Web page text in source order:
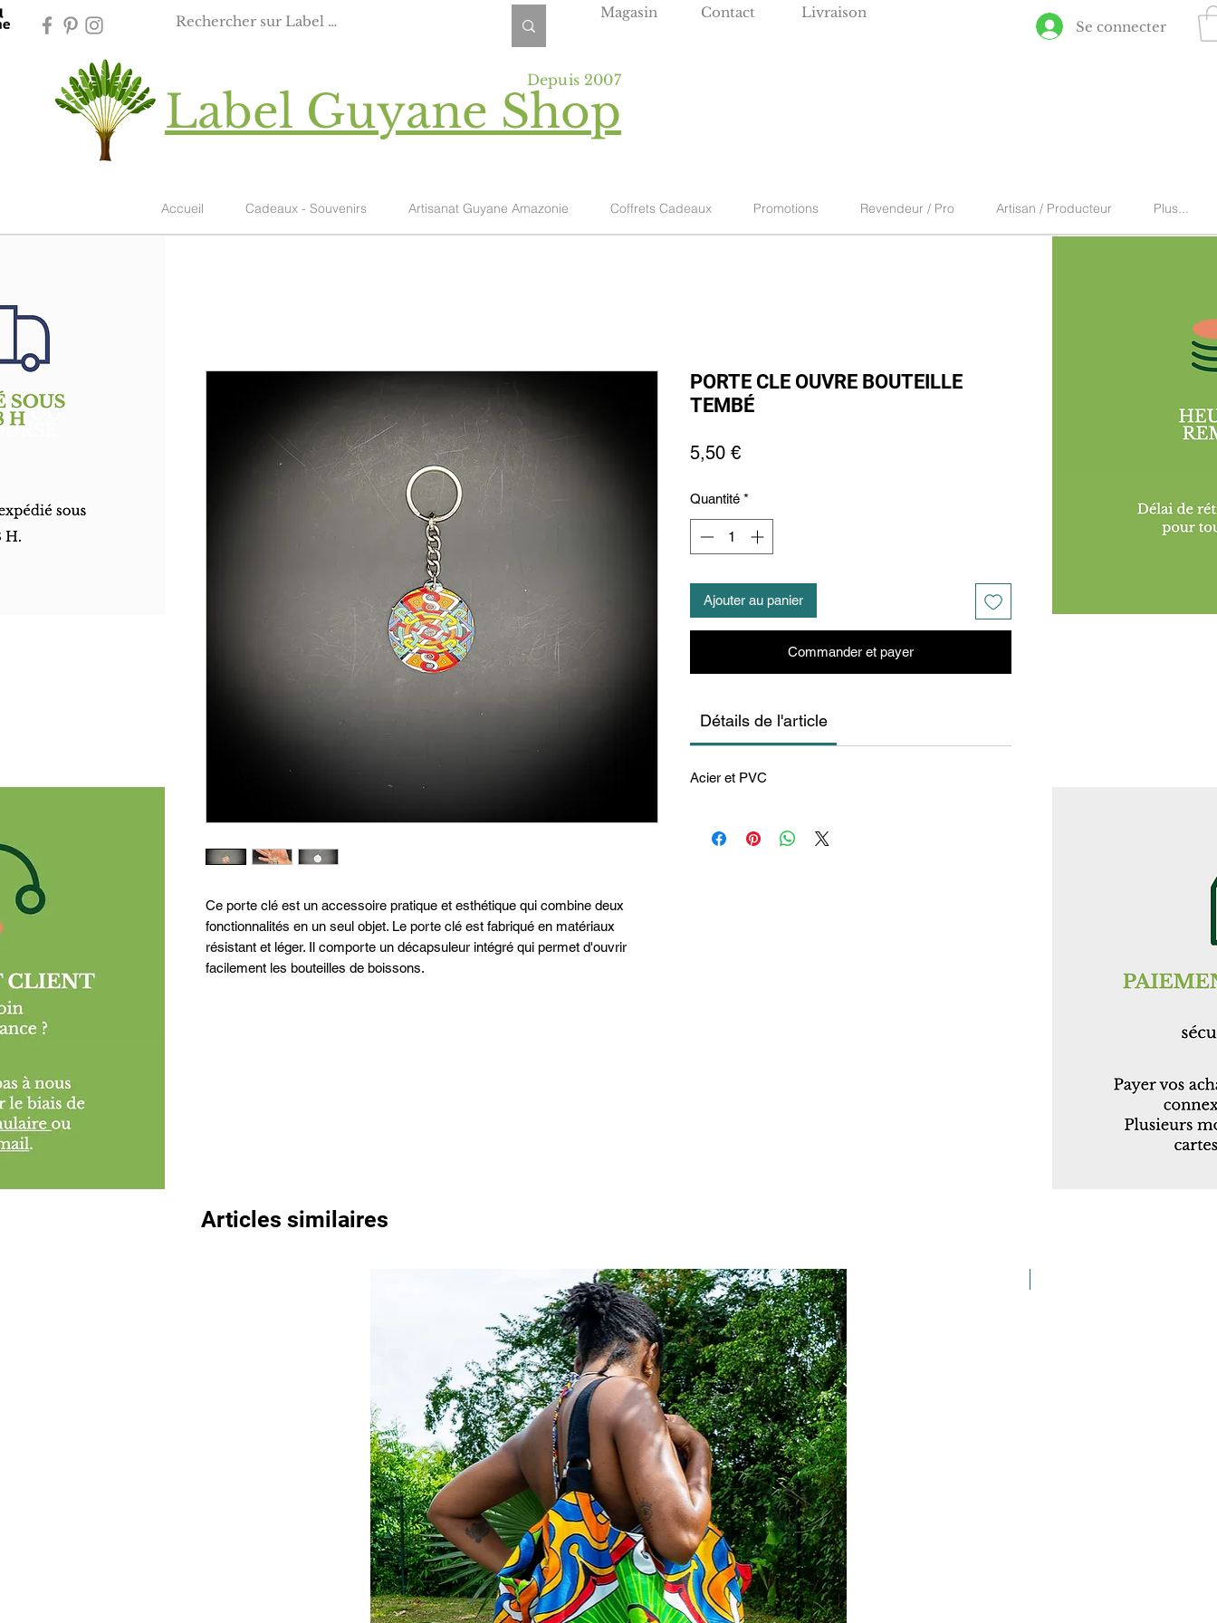
Magasin Contact
Livraison
Se connecter
Label Guyane Shop
Depuis 2007
Accueil Cadeaux - Souvenirs Artisanat Guyane Amazonie Coffrets Cadeaux Promotions Revendeur / Pro Artisan / Producteur Plus...
Ce porte clé est un accessoire pratique et esthétique qui combine deux
fonctionnalités en un seul objet. Le porte clé est fabriqué en matériaux
résistant et léger. Il comporte un décapsuleur intégré qui permet d'ouvrir
facilement les bouteilles de boissons.
PORTE CLE OUVRE BOUTEILLE
TEMBÉ
5,50 €Prix
Quantité *
Ajouter au panier
Commander et payer
Détails de l'article
Acier et PVC
Articles similaires